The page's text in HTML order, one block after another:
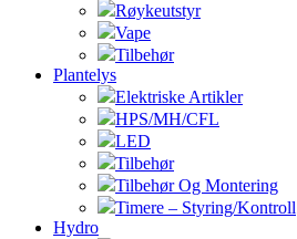
Røykeutstyr
Vape
Tilbehør
Plantelys
Elektriske Artikler
HPS/MH/CFL
LED
Tilbehør
Tilbehør Og Montering
Timere – Styring/Kontroll
Hydro